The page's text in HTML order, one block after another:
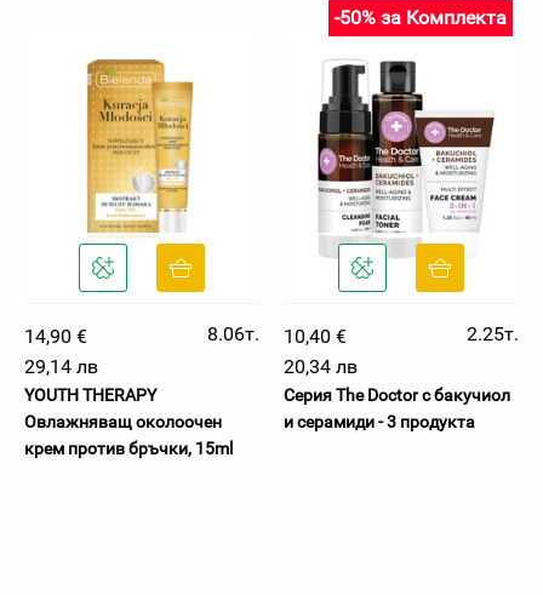
14,90 €
8.06т.
29,14 лв
YOUTH THERAPY
Овлажняващ околоочен
крем против бръчки, 15ml
-50% за Комплекта
10,40 €
2.25т.
20,34 лв
Серия The Doctor с бакучиол
и серамиди - 3 продукта